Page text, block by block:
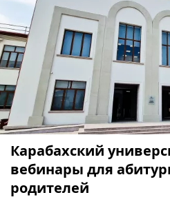
Карабахский
вебинары для
родителей